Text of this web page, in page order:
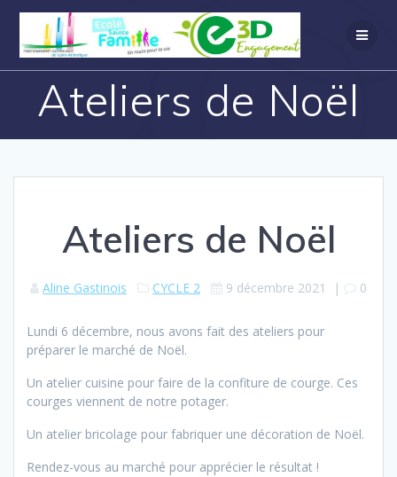
Ateliers de Noël
Ateliers de Noël
Aline Gastinois CYCLE 2 9 décembre 2021 | 0
Lundi 6 décembre, nous avons fait des ateliers pour
préparer le marché de Noël.
Un atelier cuisine pour faire de la confiture de courge. Ces
courges viennent de notre potager.
Un atelier bricolage pour fabriquer une décoration de Noël.
Rendez-vous au marché pour apprécier le résultat !